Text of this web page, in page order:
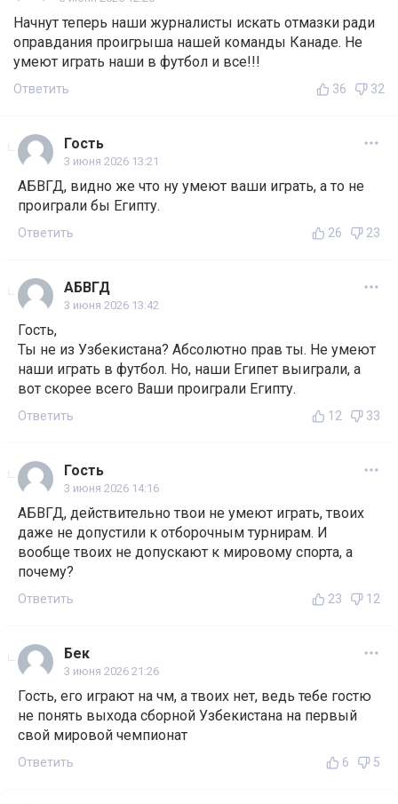
Начнут теперь наши журналисты искать отмазки ради
оправдания проигрыша нашей команды Канаде. Не
умеют играть наши в футбол и все!!!
Ответить 36 32
Гость
3 июня 2026 13:21
АБВГД, видно же что ну умеют ваши играть, а то не
проиграли бы Египту.
Ответить 26 23
АБВГД
3 июня 2026 13:42
Гость,
Ты не из Узбекистана? Абсолютно прав ты. Не умеют
наши играть в футбол. Но, наши Египет выиграли, а
вот скорее всего Ваши проиграли Египту.
Ответить 12 33
Гость
3 июня 2026 14:16
АБВГД, действительно твои не умеют играть, твоих
даже не допустили к отборочным турнирам. И
вообще твоих не допускают к мировому спорта, а
почему?
Ответить 23 12
Бек
3 июня 2026 21:26
Гость, его играют на чм, а твоих нет, ведь тебе гостю
не понять выхода сборной Узбекистана на первый
свой мировой чемпионат
Ответить 6 5